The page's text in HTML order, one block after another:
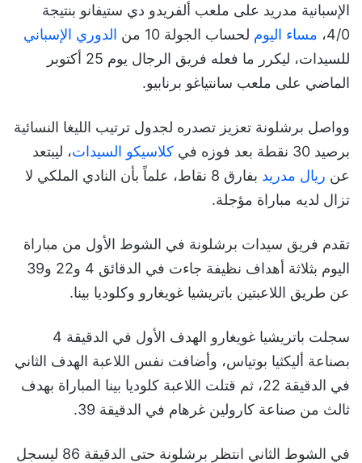
الإسبانية مدريد على ملعب ألفريدو دي ستيفانو بنتيجة
4/0،
مساء اليوم لحساب الجولة 10 من
الدوري الإسباني
للسيدات، ليكرر ما فعله فريق الرجال يوم 25 أكتوبر
الماضي على ملعب سانتياغو برنابيو.
وواصل برشلونة تعزيز تصدره لجدول ترتيب الليغا النسائية
برصيد 30 نقطة بعد فوزه في
كلاسيكو السيدات، ليبتعد
عن ريال مدريد
بفارق 8 نقاط، علماً بأن النادي الملكي لا
تزال لديه مباراة مؤجلة.
تقدم فريق سيدات برشلونة في الشوط الأول من مباراة
اليوم بثلاثة أهداف نظيفة جاءت في الدقائق 4 و22 و39
عن طريق اللاعبتين باتريشيا غويغارو وكلوديا بينا.
سجلت باتريشيا غويغارو الهدف الأول في الدقيقة 4
بصناعة أليكثيا بوتياس، وأضافت نفس اللاعبة الهدف الثاني
في الدقيقة 22، ثم قتلت اللاعبة كلوديا بينا المباراة بهدف
ثالث من صناعة كارولين غرهام في الدقيقة 39.
في الشوط الثاني انتظر برشلونة حتى الدقيقة 86 ليسجل